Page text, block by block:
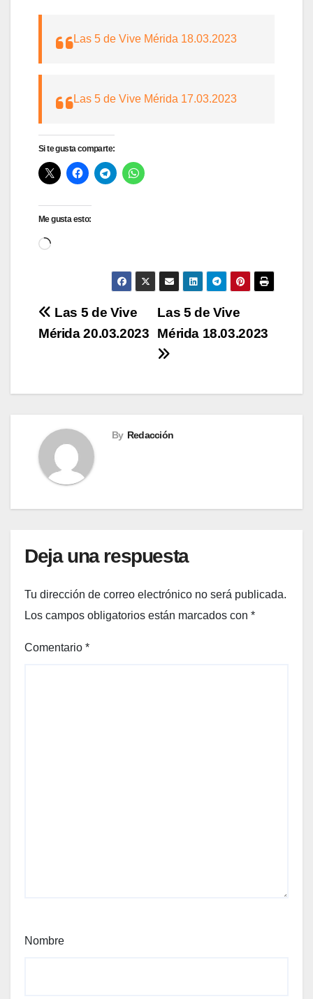
Las 5 de Vive Mérida 18.03.2023
Las 5 de Vive Mérida 17.03.2023
Si te gusta comparte:
Me gusta esto:
Cargando...
Navegación
de
Las 5 de Vive
Mérida 18.03.2023
Las 5 de Vive
Mérida 20.03.2023
By Redacción
Deja una respuesta
Tu dirección de correo electrónico no será publicada.
Los campos obligatorios están marcados con *
Comentario *
Nombre